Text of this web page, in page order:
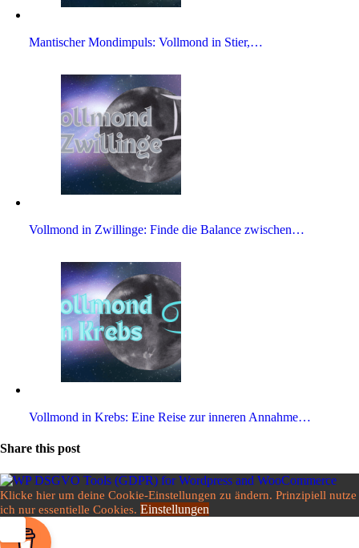
Man­ti­scher Mond­im­puls: Voll­mond in Stier,…
Voll­mond in Zwil­linge: Finde die Balance zwischen…
Voll­mond in Krebs: Eine Reise zur inneren Annahme…
Share this post
Klicke hier um deine Cookie-Einstellungen zu ändern. Prinzipiell nutze
ich nur essentielle Cookies. Einstellungen